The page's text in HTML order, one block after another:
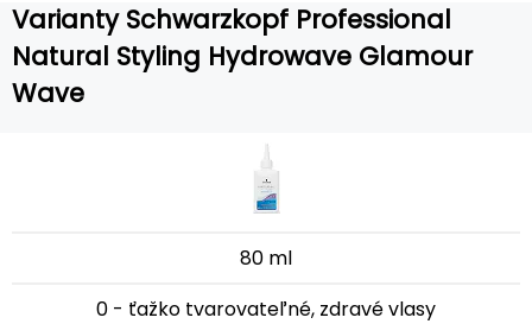
Varianty Schwarzkopf Professional
Natural Styling Hydrowave Glamour
Wave
80 ml
0 - ťažko tvarovateľné, zdravé vlasy